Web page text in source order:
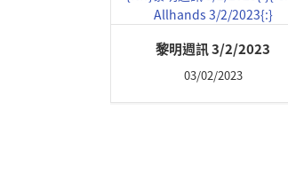
黎明週訊 3/2/2023
03/02/2023